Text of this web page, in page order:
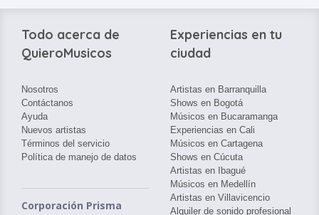
Todo acerca de
QuieroMusicos
Nosotros
Contáctanos
Ayuda
Nuevos artistas
Términos del servicio
Política de manejo de datos
Corporación Prisma
Experiencias en tu
ciudad
Artistas en Barranquilla
Shows en Bogotá
Músicos en Bucaramanga
Experiencias en Cali
Músicos en Cartagena
Shows en Cúcuta
Artistas en Ibagué
Músicos en Medellín
Artistas en Villavicencio
Alquiler de sonido profesional